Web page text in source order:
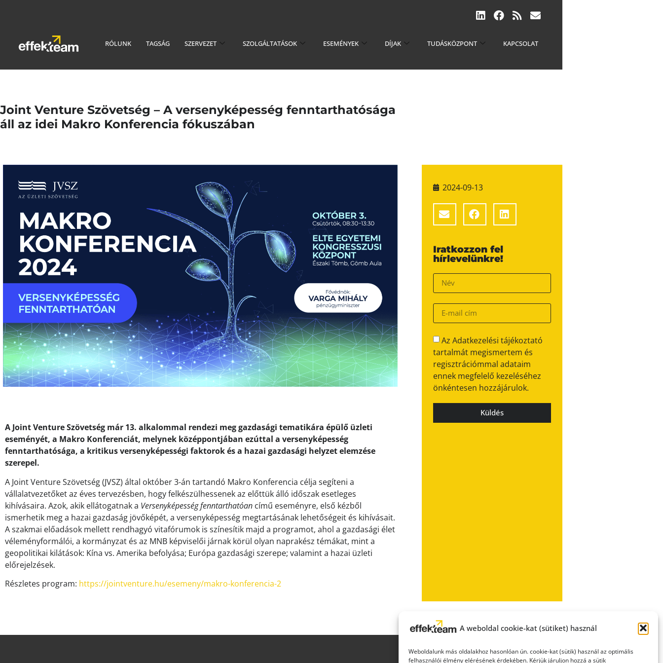
A weboldal cookie-kat (sütiket) használ
Weboldalunk más oldalakhoz hasonlóan ún. cookie-kat (sütik) használ az optimális
felhasználói élmény elérésének érdekében. Kérjük járuljon hozzá a sütik
RÓLUNK TAGSÁG SZERVEZET SZOLGÁLTATÁSOK ESEMÉNYEK DÍJAK TUDÁSKÖZPONT KAPCSOLAT
Joint Venture Szövetség – A versenyképesség fenntarthatósága
áll az idei Makro Konferencia fókuszában
A Joint Venture Szövetség már 13. alkalommal rendezi meg gazdasági tematikára épülő üzleti
eseményét, a Makro Konferenciát, melynek középpontjában ezúttal a versenyképesség
fenntarthatósága, a kritikus versenyképességi faktorokés a hazai gazdasági helyzet elemzése
szerepel.
A Joint Venture Szövetség (JVSZ) által október 3-án tartandó Makro Konferencia célja segíteni a
vállalatvezetőket az éves tervezésben, hogy felkészülhessenek az előttük álló időszak esetleges
kihívásaira. Azok, akik ellátogatnak a Versenyképesség fenntarthatóan című eseményre, első kézből
ismerhetik meg a hazai gazdaság jövőképét, a versenyképesség megtartásának lehetőségeit és kihívásait.
A szakmai előadások mellett rendhagyó vitafórumok is színesítik majd a programot, ahol a gazdasági élet
véleményformálói, a kormányzat és az MNB képviselői járnak körül olyan naprakész témákat, mint a
geopolitikai kilátások: Kína vs. Amerika befolyása; Európa gazdasági szerepe; valamint a hazai üzleti
előrejelzések.
Részletes program: https://jointventure.hu/esemeny/makro-konferencia-2
2024-09-13
Iratkozzon fel
hírlevelünkre!
Az Adatkezelési tájékoztató
tartalmát megismertem és
regisztrációmmal adataim
ennek megfelelő kezeléséhez
önkéntesen hozzájárulok.
Küldés